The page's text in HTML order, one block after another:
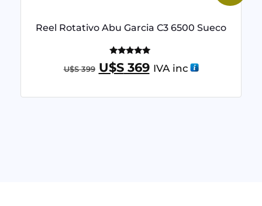
Reel Rotativo Abu Garcia C3 6500 Sueco
Valorado
con
U$S399 U$S369 IVA inc